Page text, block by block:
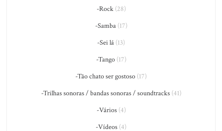
-Rock(28)
-Samba(17)
-Sei lá (13)
-Tango(17)
-Tão chato ser gostoso (17)
-Trilhas sonoras / bandas sonoras / soundtracks(41)
-Vários(4)
-Vídeos (4)